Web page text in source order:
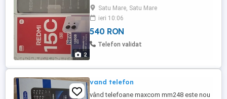
2
Satu Mare, Satu Mare
ieri 10:06
540 RON
Telefon validat
vand telefon
vând telefoane maxcom mm248 este nou